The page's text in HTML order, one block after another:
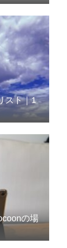
スト｜1
の場